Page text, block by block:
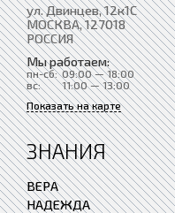
ул. Двинцев, 12к1С
МОСКВА, 127018
РОССИЯ
Мы работаем:
пн-сб: 09:00 — 18:00
вс:
11:00 — 13:00
Показать на карте
ЗНАНИЯ
ВЕРА
НАДЕЖДА